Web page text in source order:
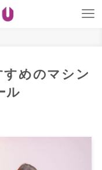
すめのマシン
ル